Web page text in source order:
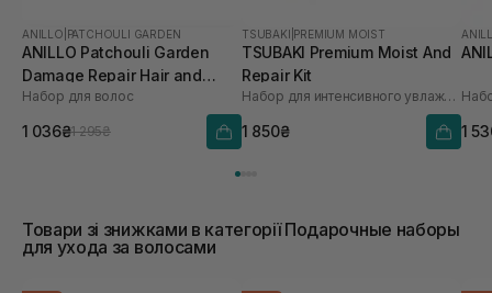
ANILLO PATCHOULI GARDEN
ANILLO Patchouli Garden
Damage Repair Hair and
Brush Set
Набор для волос
1 036₴1 295₴
TSUBAKI PREMIUM MOIST
TSUBAKI Premium Moist And
Repair Kit
Набор для интенсивного увлажнения волос
1 850₴ 1
Товари зі знижками в категорії Подарочные наборы
для ухода за волосами